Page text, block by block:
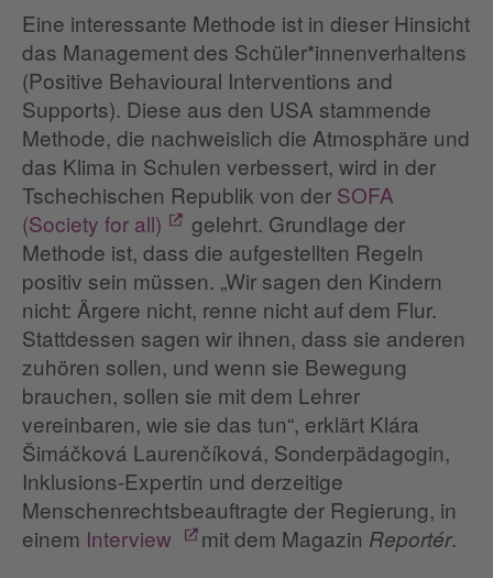
Eine interessante Methode ist in dieser Hinsicht
das Management des Schüler*innenverhaltens
(Positive Behavioural Interventions and
Supports). Diese aus den USA stammende
Methode, die nachweislich die Atmosphäre und
das Klima in Schulen verbessert, wird in der
Tschechischen Republik von der SOFA
(Society for all)
gelehrt. Grundlage der
Methode ist, dass die aufgestellten Regeln
positiv sein müssen. „Wir sagen den Kindern
nicht: Ärgere nicht, renne nicht auf dem Flur.
Stattdessen sagen wir ihnen, dass sie anderen
zuhören sollen, und wenn sie Bewegung
brauchen, sollen sie mit dem Lehrer
vereinbaren, wie sie das tun“, erklärt Klára
Šimáčková Laurenčíková, Sonderpädagogin,
Inklusions-Expertin und derzeitige
Menschenrechtsbeauftragte der Regierung, in
einem Interview mit dem Magazin Reportér.